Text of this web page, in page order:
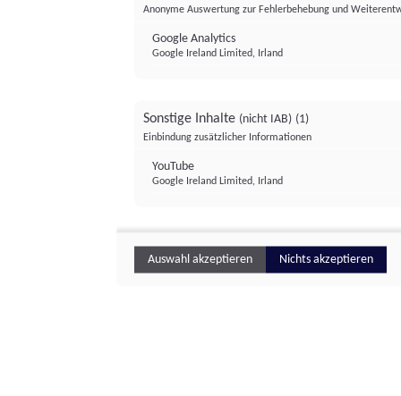
Anonyme Auswertung zur Fehlerbehebung und
Google Analytics
Google Ireland Limited, Irland
Sonstige Inhalte (nicht IAB) (1)
Einbindung zusätzlicher Informationen
YouTube
Google Ireland Limited, Irland
Auswahl akzeptieren Nichts akzeptieren